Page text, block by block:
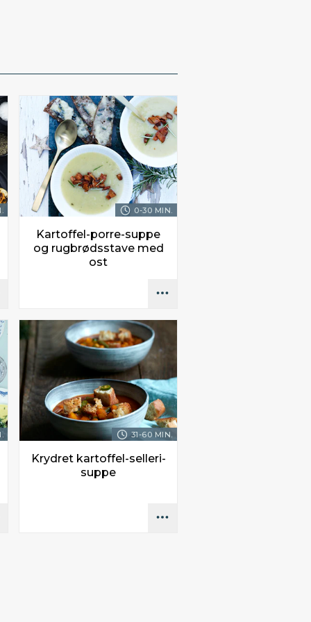
0-30 MIN.
Kartoffel-porre-suppe
og rugbrødsstave med
ost
31-60 MIN.
Krydret kartoffel-selleri-
suppe